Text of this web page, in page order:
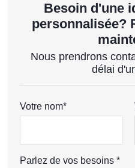
Besoin d'une
personnalisée?
Nous prendrons
délai
Votre nom*
Parlez de vos besoins *